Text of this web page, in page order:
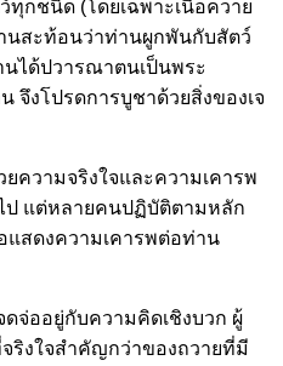
ทุกชนิด (โดยเฉพาะเนื้อควาย
นสะท้อนว่าท่านผูกพันกับสัตว์
นได้ปวารณาตนเป็นพระ
งโปรดการบูชาด้วยสิ่งของเจ
ความจริงใจและความเคารพ
ป แต่หลายคนปฏิบัติตามหลัก
สดงความเคารพต่อท่าน
จ่ออยู่กับความคิดเชิงบวก ผู้
ริงใจสำคัญกว่าของถวายที่มี